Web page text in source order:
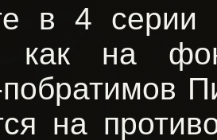
в 4 серии
как на
побратимов
на